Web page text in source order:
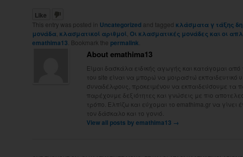
Like
This entry was posted in Uncategorized and tagged κλάσματα γ τάξης
μονάδα κλασματικοί αριθμοί Οι κλασματικές μονάδες και οι
emathima13 . Bookmark the permalink
About emathima13
Είμαι δασκάλα ειδικής αγωγής και κατάγομαι από
του site είναι να μπορώ να μοιραστώ εκπαιδευτικό
συναδέλφους, προκειμένου να εκπαιδεύσουμε τα
παρέχουμε δεξιότητες και γνώσεις με πιο
τρόπο. Ελπίζω και εύχομαι το emathima.gr να γίνει
τον δάσκαλο και το γονιό.
View all posts by emathima13 →